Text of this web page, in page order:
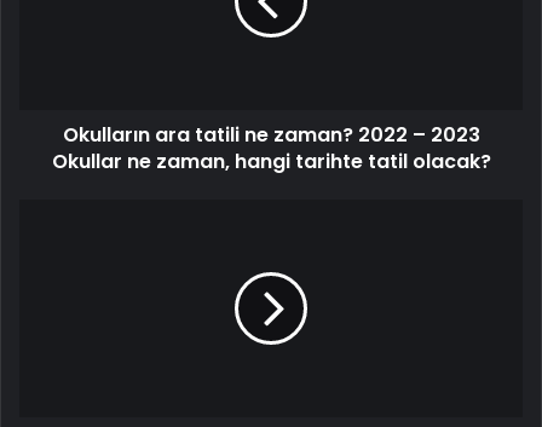
Okulların ara tatili ne zaman? 2022 – 2023
Okullar ne zaman, hangi tarihte tatil olacak?